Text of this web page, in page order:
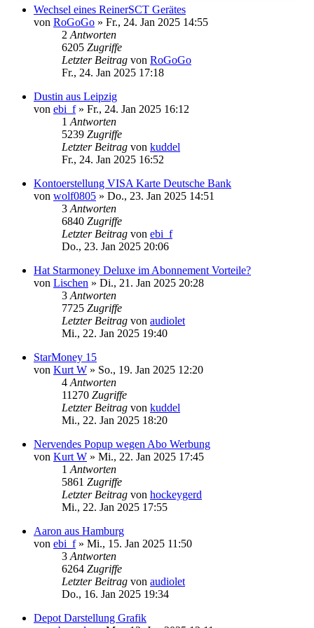
Wechsel eines ReinerSCT Gerätes
von RoGoGo » Fr., 24. Jan 2025 14:55
2 Antworten
6205 Zugriffe
Letzter Beitrag von RoGoGo
Fr., 24. Jan 2025 17:18
Dustin aus Leipzig
von ebi_f» Fr., 24. Jan 2025 16:12
1 Antworten
5239 Zugriffe
Letzter Beitrag von kuddel
Fr., 24. Jan 2025 16:52
Kontoerstellung VISA Karte Deutsche Bank
von wolf0805 » Do., 23. Jan 2025 14:51
3 Antworten
6840 Zugriffe
Letzter Beitrag von ebi_f
Do., 23. Jan 2025 20:06
Hat Starmoney Deluxe im Abonnement Vorteile?
von Lischen » Di., 21. Jan 2025 20:28
3 Antworten
7725 Zugriffe
Letzter Beitrag von audiolet
Mi., 22. Jan 2025 19:40
StarMoney 15
von Kurt W » So., 19. Jan 2025 12:20
4 Antworten
11270 Zugriffe
Letzter Beitrag von kuddel
Mi., 22. Jan 2025 18:20
Nervendes Popup wegen Abo Werbung
von Kurt W » Mi., 22. Jan 2025 17:45
1 Antworten
5861 Zugriffe
Letzter Beitrag von hockeygerd
Mi., 22. Jan 2025 17:55
Aaron aus Hamburg
von ebi_f» Mi., 15. Jan 2025 11:50
3 Antworten
6264 Zugriffe
Letzter Beitrag von audiolet
Do., 16. Jan 2025 19:34
Depot Darstellung Grafik